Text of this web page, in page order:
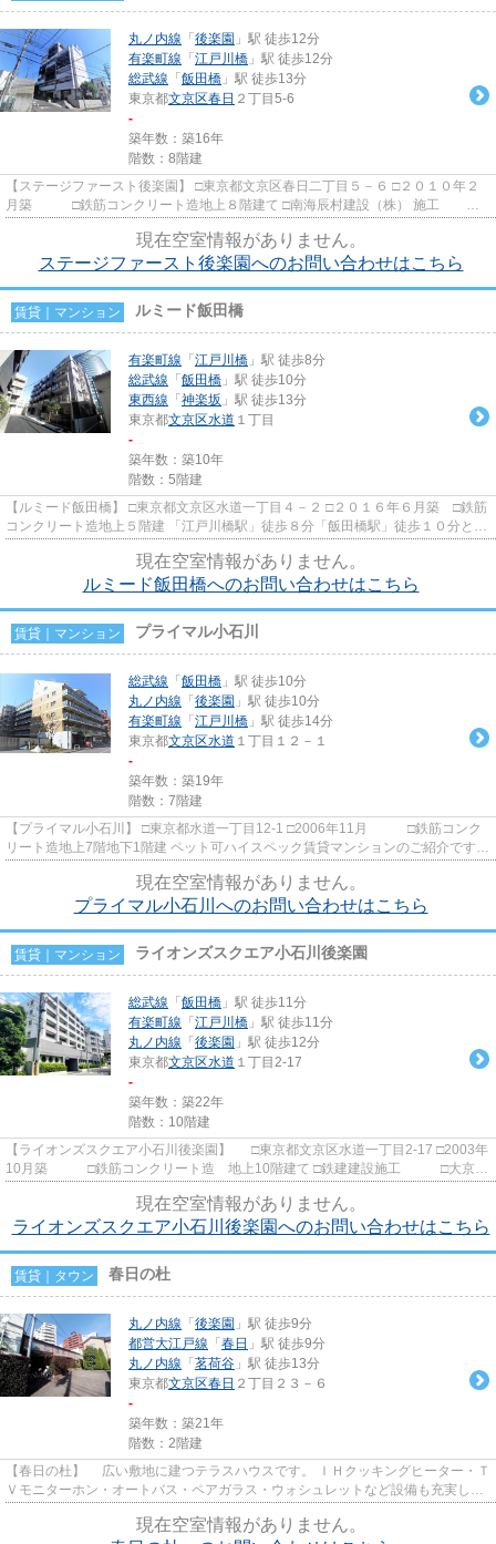
丸ノ内線 「 後楽園 」駅 徒歩12分
有楽町線 「 江戸川橋 」駅 徒歩12分
総武線 「 飯田橋 」駅 徒歩13分
東京都文京区春日 ２丁目5-6
-
築年数：築16年
階数：8階建
【ステージファースト後楽園】 □東京都文京区春日二丁目５－６ □２０１０年２
月築 □鉄筋コンクリート造地上８階建て □南海辰村建設（株） 施工 □
現在空室情報がありません。
ステージファースト後楽園へのお問い合わせはこちら
賃貸｜マンション ルミード飯田橋
有楽町線 「 江戸川橋 」駅 徒歩8分
総武線 「 飯田橋 」駅 徒歩10分
東西線 「 神楽坂 」駅 徒歩13分
東京都文京区水道 １丁目
-
築年数：築10年
階数：5階建
【ルミード飯田橋】 □東京都文京区水道一丁目４－２ □２０１６年６月築 □鉄筋
コンクリート造地上５階建 「江戸川橋駅」徒歩８分「飯田橋駅」徒歩１０分と駅
現在空室情報がありません。
ルミード飯田橋へのお問い合わせはこちら
賃貸｜マンション プライマル小石川
総武線 「 飯田橋 」駅 徒歩10分
丸ノ内線 「 後楽園 」駅 徒歩10分
有楽町線 「 江戸川橋 」駅 徒歩14分
東京都文京区水道 １丁目１２－１
-
築年数：築19年
階数：7階建
【プライマル小石川】 □東京都水道一丁目12-1 □2006年11月 □鉄筋コンク
リート造地上7階地下1階建 ペット可ハイスペック賃貸マンションのご紹介です！
現在空室情報がありません。
プライマル小石川へのお問い合わせはこちら
賃貸｜マンション ライオンズスクエア小石川後楽園
総武線 「 飯田橋 」駅 徒歩11分
有楽町線 「 江戸川橋 」駅 徒歩11分
丸ノ内線 「 後楽園 」駅 徒歩12分
東京都文京区水道 １丁目2-17
-
築年数：築22年
階数：10階建
【ライオンズスクエア小石川後楽園】 □東京都文京区水道一丁目2-17 □2003年
10月築 □鉄筋コンクリート造 地上10階建て □鉄建建設施工 □大京｜
現在空室情報がありません。
ライオンズスクエア小石川後楽園へのお問い合わせはこちら
賃貸｜タウン 春日の杜
丸ノ内線 「 後楽園 」駅 徒歩9分
都営大江戸線 「 春日 」駅 徒歩9分
丸ノ内線 「 茗荷谷 」駅 徒歩13分
東京都文京区春日 ２丁目２３－６
-
築年数：築21年
階数：2階建
【春日の杜】 広い敷地に建つテラスハウスです。 ＩＨクッキングヒーター・Ｔ
Ｖモニターホン・オートバス・ペアガラス・ウォシュレットなど設備も充実して
現在空室情報がありません。